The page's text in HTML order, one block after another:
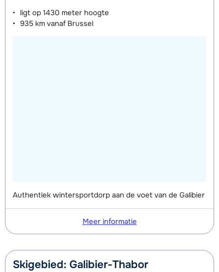
ligt op 1430 meter hoogte
935 km vanaf Brussel
Authentiek wintersportdorp aan de voet van de Galibier
Meer informatie
Skigebied: Galibier-Thabor